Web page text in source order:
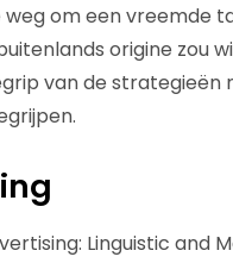
om een vreemde
origine zou
van de strategieën
Linguistic and